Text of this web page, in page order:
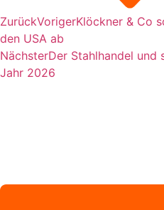
ZurückVorigerKlöckner & Co
den USA ab
NächsterDer Stahlhandel und
Jahr 2026